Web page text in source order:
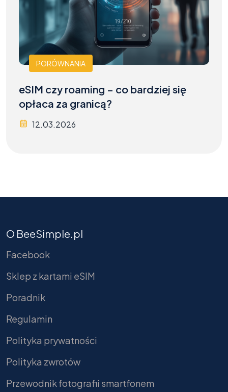
PORÓWNANIA
eSIM czy roaming – co bardziej się
opłaca za granicą?
12.03.2026
O BeeSimple.pl
Facebook
Sklep z kartami eSIM
Poradnik
Regulamin
Polityka prywatności
Polityka zwrotów
Przewodnik fotografii smartfonem